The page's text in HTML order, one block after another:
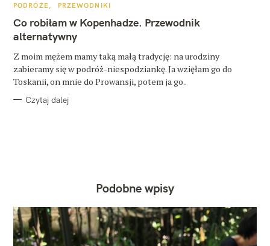
K
T
E
G
O
I
PODRÓŻE PRZEWODNIKI
Co robiłam w Kopenhadze. Przewodnik
alternatywny
Z moim mężem mamy taką małą tradycję: na urodziny
zabieramy się w podróż-niespodziankę. Ja wzięłam go do
Toskanii, on mnie do Prowansji, potem ja go..
Czytaj dalej
Podobne wpisy